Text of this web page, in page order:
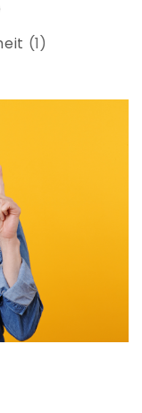
(1)